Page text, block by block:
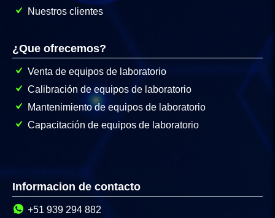
Nuestros clientes
¿Que ofrecemos?
Venta de equipos de laboratorio
Calibración de equipos de laboratorio
Mantenimiento de equipos de laboratorio
Capacitación de equipos de laboratorio
Informacion de contacto
+51 939 294 882